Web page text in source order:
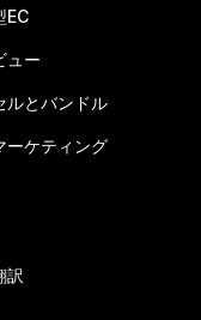
EC
ュー
ルとバンドル
ーケティング
訳